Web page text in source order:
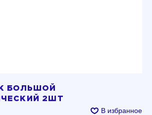
БОЛЬШОЙ
2ШТ
В избранное